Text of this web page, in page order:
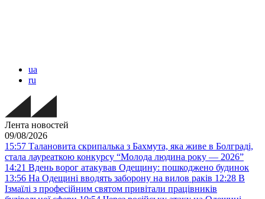
ua
ru
Лента новостей
09/08/2026
15:57 Талановита скрипалька з Бахмута, яка живе в Болграді,
стала лауреаткою конкурсу “Молода людина року — 2026”
14:21 Вдень ворог атакував Одещину: пошкоджено будинок
13:56 На Одещині вводять заборону на вилов раків 12:28 В
Ізмаїлі з професійним святом привітали працівників